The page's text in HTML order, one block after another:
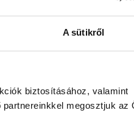
A sütikről
biztosításához, valamint
megosztjuk az
az FTC
a